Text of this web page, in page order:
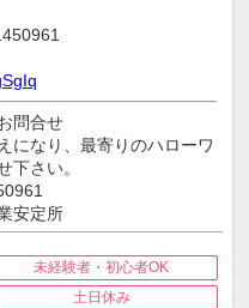
問合せ
になり、最寄りのハローワ
下さい。
安定所
未経験者・初心者OK
土日休み